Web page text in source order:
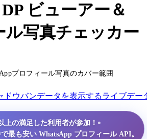
ビューアー＆
ル写真チェッカー
プロフィール写真のカバー範囲
ドウバンデータを表示するライブデー
上の満足した利用者が参加！ •
最も安い WhatsApp プロフィール API。